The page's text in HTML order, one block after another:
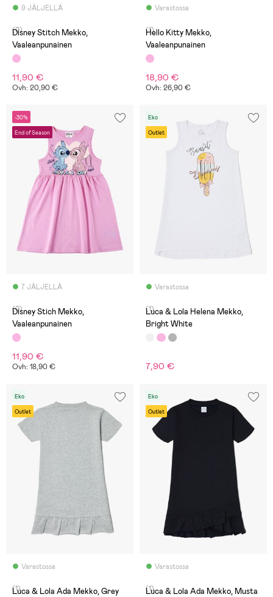
9 JÄLJELLÄ
(0)
Disney Stitch Mekko,
Vaaleanpunainen
11,90 €
Ovh: 20,90 €
Varastossa
(1)
Hello Kitty Mekko,
Vaaleanpunainen
18,90 €
Ovh: 26,90 €
-30%
End of Season
7 JÄLJELLÄ
(0)
Disney Stich Mekko,
Vaaleanpunainen
11,90 €
Ovh: 18,90 €
Eko
Outlet
Varastossa
(1)
Luca & Lola Helena Mekko,
Bright White
7,90 €
Eko
Outlet
Varastossa
(1)
Luca & Lola Ada Mekko, Grey
Eko
Outlet
Varastossa
(1)
Luca & Lola Ada Mekko, Musta